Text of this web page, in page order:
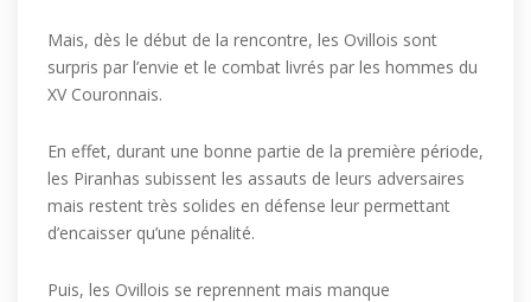
Mais, dès le début de la rencontre, les Ovillois sont
surpris par l’envie et le combat livrés par les hommes du
XV Couronnais.
En effet, durant une bonne partie de la première période,
les Piranhas subissent les assauts de leurs adversaires
mais restent très solides en défense leur permettant
d’encaisser qu’une pénalité.
Puis, les Ovillois se reprennent mais manque